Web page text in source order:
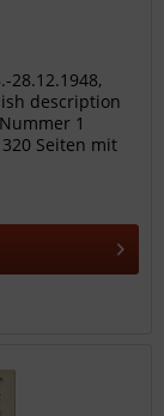
28.12.1948,
description
1
Seiten mit